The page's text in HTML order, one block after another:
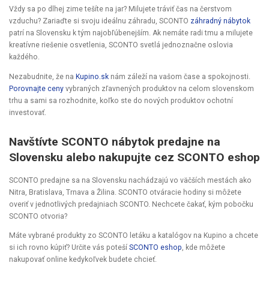
Vždy sa po dlhej zime tešíte na jar? Milujete tráviť čas na čerstvom
vzduchu? Zariaďte si svoju ideálnu záhradu, SCONTO záhradný nábytok
patrí na Slovensku k tým najobľúbenejším. Ak nemáte radi tmu a milujete
kreatívne riešenie osvetlenia, SCONTO svetlá jednoznačne oslovia
každého.
Nezabudnite, že na Kupino.sk nám záleží na vašom čase a spokojnosti.
Porovnajte ceny vybraných zľavnených produktov na celom slovenskom
trhu a sami sa rozhodnite, koľko ste do nových produktov ochotní
investovať.
Navštívte SCONTO nábytok predajne na
Slovensku alebo nakupujte cez SCONTO eshop
SCONTO predajne sa na Slovensku nachádzajú vo väčších mestách ako
Nitra, Bratislava, Trnava a Žilina. SCONTO otváracie hodiny si môžete
overiť v jednotlivých predajniach SCONTO. Nechcete čakať, kým pobočku
SCONTO otvoria?
Máte vybrané produkty zo SCONTO letáku a katalógov na Kupino a chcete
si ich rovno kúpiť? Určite vás poteší SCONTO eshop, kde môžete
nakupovať online kedykoľvek budete chcieť.